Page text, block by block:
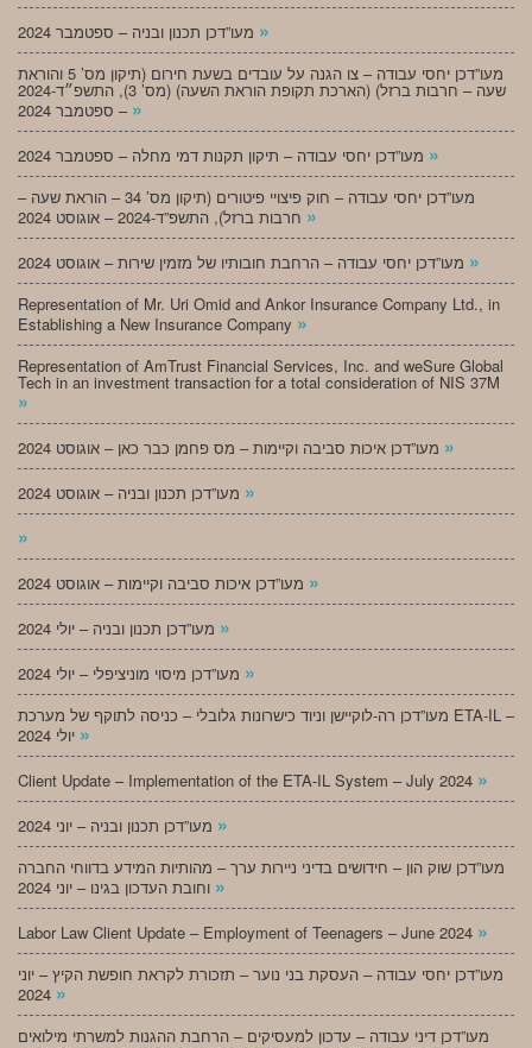
»
מעו”דכן יחסי עבודה – צו הגנה על עובדים בשעת חירום (תיקון מס’ 5 והוראת
שעה – חרבות ברזל) (הארכת תקופת הוראת השעה) (מס’ 3), התשפ״ד-2024
– ספטמבר 2024 »
»
מעו”דכן יחסי עבודה – חוק פיצויי פיטורים (תיקון מס’ 34 – הוראת שעה –
»
»
Representation of Mr. Uri Omid and Ankor Insurance Company Ltd., in
Establishing a New Insurance Company »
Representation of AmTrust Financial Services, Inc. and weSure Global
Tech in an investment transaction for a total consideration of NIS 37M
»
»
»
»
»
»
»
מעו”דכן רה-לוקיישן וניוד כישרונות גלובלי – כניסה לתוקף של מערכת ETA-IL –
»
Client Update – Implementation of the ETA-IL System – July 2024 »
»
מעו”דכן שוק הון – חידושים בדיני ניירות ערך – מהותיות המידע בדווחי החברה
»
Labor Law Client Update – Employment of Teenagers – June 2024 »
מעו”דכן יחסי עבודה – העסקת בני נוער – תזכורת לקראת חופשת הקיץ – יוני
»
מעו”דכן דיני עבודה – עדכון למעסיקים – הרחבת ההגנות למשרתי מילואים